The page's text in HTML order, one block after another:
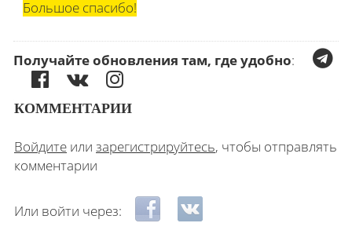
Большое спасибо!
Получайте обновления там, где удобно:
КОММЕНТАРИИ
Войдите или зарегистрируйтесь, чтобы отправлять
комментарии
Или войти через: Login with Facebook
Login with ВКонтакте